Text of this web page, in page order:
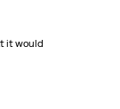
it would